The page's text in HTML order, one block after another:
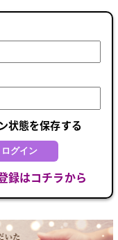
状態を保存する
ログイン
録はコチラから